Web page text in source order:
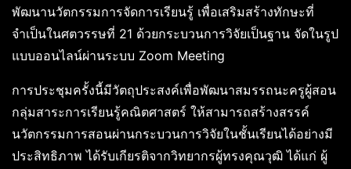
พัฒนานวัตกรรมการจัดการเรียนรู้ เพื่อเสริมสร้างทักษะที่
จำเป็นในศตวรรษที่ 21 ด้วยกระบวนการวิจัยเป็นฐาน จัดในรูป
แบบออนไลน์ผ่านระบบ Zoom Meeting
การประชุมครั้งนี้มีวัตถุประสงค์เพื่อพัฒนาสมรรถนะครูผู้สอน
กลุ่มสาระการเรียนรู้คณิตศาสตร์ ให้สามารถสร้างสรรค์
นวัตกรรมการสอนผ่านกระบวนการวิจัยในชั้นเรียนได้อย่างมี
ประสิทธิภาพ ได้รับเกียรติจากวิทยากรผู้ทรงคุณวุฒิ ได้แก่ ผู้